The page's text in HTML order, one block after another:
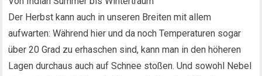
Der Herbst kann auch in unseren Breiten mit allem
aufwarten: Während hier und da noch Temperaturen sogar
über 20 Grad zu erhaschen sind, kann man in den höheren
Lagen durchaus auch auf Schnee stoßen. Und sowohl Nebel